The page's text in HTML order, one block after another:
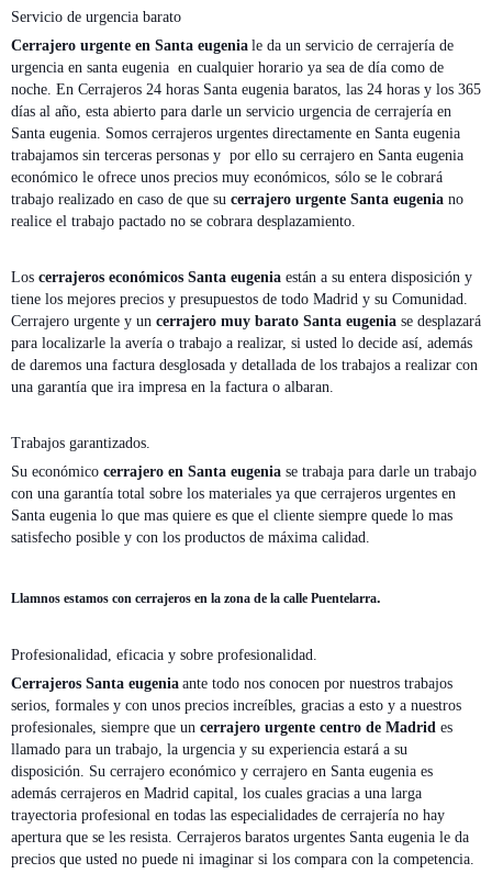
Servicio de urgencia barato
Cerrajero urgente en Santa eugenia le da un servicio de cerrajería de
urgencia en santa eugenia en cualquier horario ya sea de día como de
noche. En Cerrajeros 24 horas Santa eugenia baratos, las 24 horas y los 365
días al año, esta abierto para darle un servicio urgencia de cerrajería en
Santa eugenia. Somos cerrajeros urgentes directamente en Santa eugenia
trabajamos sin terceras personas y por ello su cerrajero en Santa eugenia
económico le ofrece unos precios muy económicos, sólo se le cobrará
trabajo realizado en caso de que su cerrajero urgente Santa eugenia no
realice el trabajo pactado no se cobrara desplazamiento.
Los cerrajeros económicos Santa eugenia están a su entera disposición y
tiene los mejores precios y presupuestos de todo Madrid y su Comunidad.
Cerrajero urgente y un cerrajero muy barato Santa eugenia se desplazará
para localizarle la avería o trabajo a realizar, si usted lo decide así, además
de daremos una factura desglosada y detallada de los trabajos a realizar con
una garantía que ira impresa en la factura o albaran.
Trabajos garantizados.
Su económico cerrajero en Santa eugenia se trabaja para darle un trabajo
con una garantía total sobre los materiales ya que cerrajeros urgentes en
Santa eugenia lo que mas quiere es que el cliente siempre quede lo mas
satisfecho posible y con los productos de máxima calidad.
Llamnos estamos con cerrajeros en la zona de la calle Puentelarra.
Profesionalidad, eficacia y sobre profesionalidad.
Cerrajeros Santa eugenia ante todo nos conocen por nuestros trabajos
serios, formales y con unos precios increíbles, gracias a esto y a nuestros
profesionales, siempre que un cerrajero urgente centro de Madrid es
llamado para un trabajo, la urgencia y su experiencia estará a su
disposición. Su cerrajero económico y cerrajero en Santa eugenia es
además cerrajeros en Madrid capital, los cuales gracias a una larga
trayectoria profesional en todas las especialidades de cerrajería no hay
apertura que se les resista. Cerrajeros baratos urgentes Santa eugenia le da
precios que usted no puede ni imaginar si los compara con la competencia.